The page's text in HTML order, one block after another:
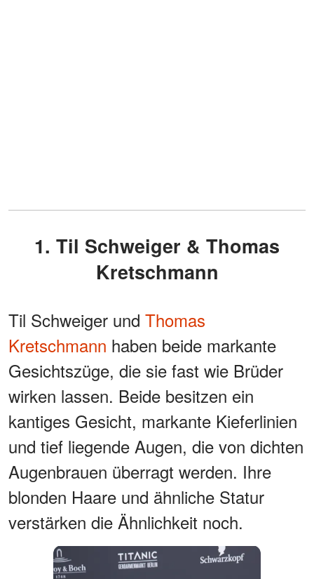
1. Til Schweiger & Thomas
Kretschmann
Til Schweiger und Thomas
Kretschmann haben beide markante
Gesichtszüge, die sie fast wie Brüder
wirken lassen. Beide besitzen ein
kantiges Gesicht, markante Kieferlinien
und tief liegende Augen, die von dichten
Augenbrauen überragt werden. Ihre
blonden Haare und ähnliche Statur
verstärken die Ähnlichkeit noch.